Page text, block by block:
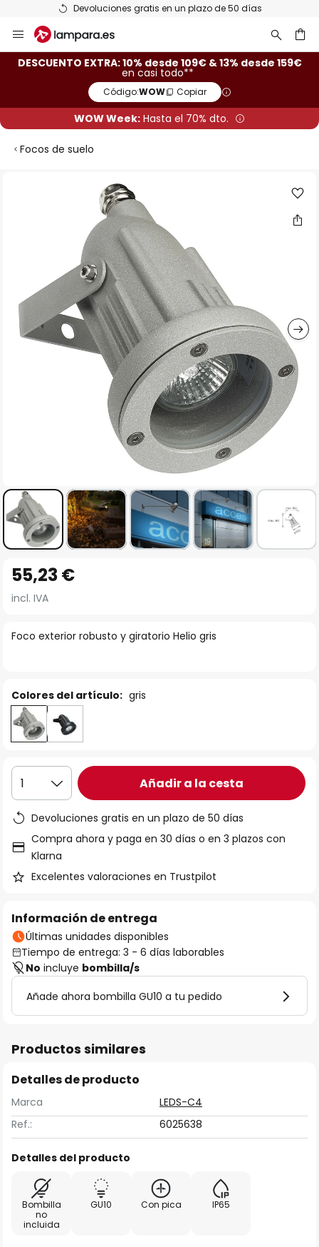
Devoluciones gratis en un plazo de 50 días
al
contenido
DESCUENTO EXTRA: 10% desde 109€ & 13% desde 159€
en casi todo**
Código:WOW Copiar
WOW Week: Hasta el 70% dto.
Focos de suelo
imágenes
comienzo
laFoco exterior robusto y giratorio Helio gris
55,23 €
incl. IVA
Colores del artículo: gris
1 Añadir a la cesta
Devoluciones gratis en un plazo de 50 días
Compra ahora y paga en 30 días o en 3 plazos con
Klarna
Excelentes valoraciones en Trustpilot
Información de entrega
Últimas unidades disponibles
Tiempo de entrega: 3 - 6 días laborables
No incluye bombilla/s
Añade ahora bombilla GU10 a tu pedido
Productos similares
Detalles de producto
Marca
LEDS-C4
Ref.:
6025638
Detalles del producto
Bombilla
no
incluida
GU10 Con pica IP65